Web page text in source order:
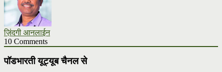
ज़िंदगी आनलाईन
10 Comments
पॉडभारती यूट्यूब चैनल से